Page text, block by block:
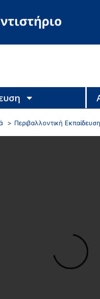
Περιβαλλοντική